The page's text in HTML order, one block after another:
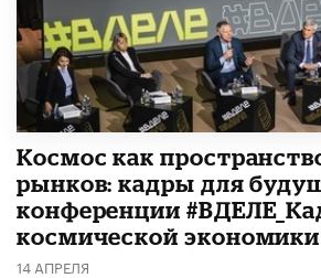
Космос как
рынков: кадры для
конференции
космической экономики
14 АПРЕЛЯ